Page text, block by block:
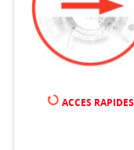
ACCES RAPIDES